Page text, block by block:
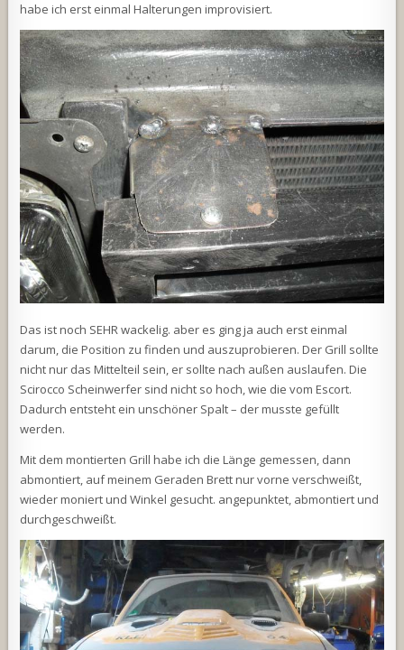
habe ich erst einmal Halterungen improvisiert.
Das ist noch SEHR wackelig. aber es ging ja auch erst einmal
darum, die Position zu finden und auszuprobieren. Der Grill sollte
nicht nur das Mittelteil sein, er sollte nach außen auslaufen. Die
Scirocco Scheinwerfer sind nicht so hoch, wie die vom Escort.
Dadurch entsteht ein unschöner Spalt – der musste gefüllt
werden.
Mit dem montierten Grill habe ich die Länge gemessen, dann
abmontiert, auf meinem Geraden Brett nur vorne verschweißt,
wieder moniert und Winkel gesucht. angepunktet, abmontiert und
durchgeschweißt.